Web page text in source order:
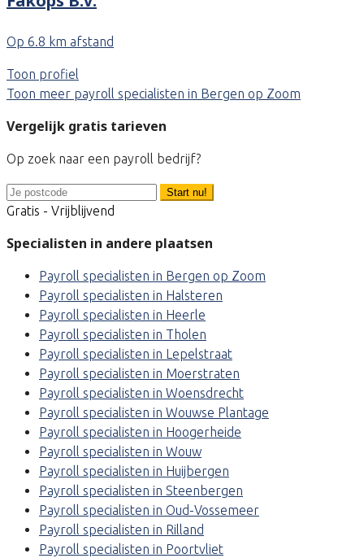
Op 6.8 km afstand
Toon profiel
Toon meer payroll specialisten in Bergen op Zoom
Vergelijk gratis tarieven
Op zoek naar een payroll bedrijf?
Start nu!
Gratis - Vrijblijvend
Specialisten in andere plaatsen
Payroll specialisten in Bergen op Zoom
Payroll specialisten in Halsteren
Payroll specialisten in Heerle
Payroll specialisten in Tholen
Payroll specialisten in Lepelstraat
Payroll specialisten in Moerstraten
Payroll specialisten in Woensdrecht
Payroll specialisten in Wouwse Plantage
Payroll specialisten in Hoogerheide
Payroll specialisten in Wouw
Payroll specialisten in Huijbergen
Payroll specialisten in Steenbergen
Payroll specialisten in Oud-Vossemeer
Payroll specialisten in Rilland
Payroll specialisten in Poortvliet